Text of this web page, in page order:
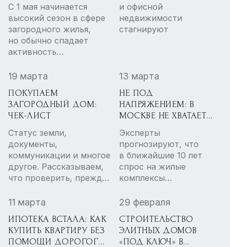
ценник увеличивается
только в элитном
сегменте
СТОИТЬ ПЕРВИЧНОЕ И
ВТОРИЧНОЕ ЖИЛЬЁ
С 1 мая начинается
высокий сезон в сфере
загородного жилья,
но обычно спадает
активность
и коммерческих
примечателен конец
весны в этом году и что
будет с ценами
на первичном
и вторичном рынке?
и офисной
недвижимости
стагнируют
19 марта
ПОКУПАЕМ
ЗАГОРОДНЫЙ ДОМ:
ЧЕК-ЛИСТ
Статус земли,
документы,
коммуникации и многое
другое. Рассказываем,
что проверить, прежде
о покупке загородного
13 марта
НЕ ПОД
НАПРЯЖЕНИЕМ: В
МОСКВЕ НЕ ХВАТАЕТ
ЭЛЕКТРОКАРОВ
Эксперты
прогнозируют, что
в ближайшие 10 лет
спрос на жилые
комплексы
инфраструктурой для
электромобилей будет
увеличиваться
11 марта
ИПОТЕКА ВСТАЛА: КАК
КУПИТЬ КВАРТИРУ БЕЗ
ПОМОЩИ ДОРОГОГО
29 февраля
СТРОИТЕЛЬСТВО
ЭЛИТНЫХ ДОМОВ
«ПОД КЛЮЧ» В